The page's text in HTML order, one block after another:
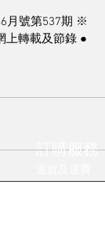
月號第537期 ※
上轉載及節錄 ●
訂購服務